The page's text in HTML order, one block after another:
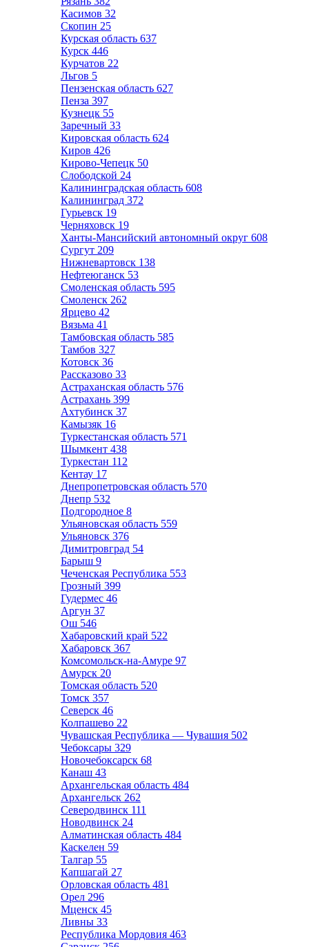
Касимов 32
Скопин 25
Курская область 637
Курск 446
Курчатов 22
Льгов 5
Пензенская область 627
Пенза 397
Кузнецк 55
Заречный 33
Кировская область 624
Киров 426
Кирово-Чепецк 50
Слободской 24
Калининградская область 608
Калининград 372
Гурьевск 19
Черняховск 19
Ханты-Мансийский автономный округ 608
Сургут 209
Нижневартовск 138
Нефтеюганск 53
Смоленская область 595
Смоленск 262
Ярцево 42
Вязьма 41
Тамбовская область 585
Тамбов 327
Котовск 36
Рассказово 33
Астраханская область 576
Астрахань 399
Ахтубинск 37
Камызяк 16
Туркестанская область 571
Шымкент 438
Туркестан 112
Кентау 17
Днепропетровская область 570
Днепр 532
Подгородное 8
Ульяновская область 559
Ульяновск 376
Димитровград 54
Барыш 9
Чеченская Республика 553
Грозный 399
Гудермес 46
Аргун 37
Ош 546
Хабаровский край 522
Хабаровск 367
Комсомольск-на-Амуре 97
Амурск 20
Томская область 520
Томск 357
Северск 46
Колпашево 22
Чувашская Республика — Чувашия 502
Чебоксары 329
Новочебоксарск 68
Канаш 43
Архангельская область 484
Архангельск 262
Северодвинск 111
Новодвинск 24
Алматинская область 484
Каскелен 59
Талгар 55
Капшагай 27
Орловская область 481
Орел 296
Мценск 45
Ливны 33
Республика Мордовия 463